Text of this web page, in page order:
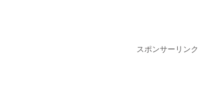
スポンサーリンク